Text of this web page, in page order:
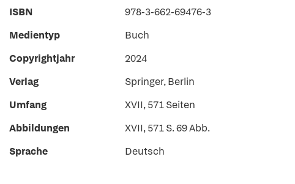
ISBN
978-3-662-69476-3
Medientyp
Buch
Copyrightjahr
2024
Verlag
Springer, Berlin
Umfang
XVII, 571 Seiten
Abbildungen
XVII, 571 S. 69 Abb.
Sprache
Deutsch